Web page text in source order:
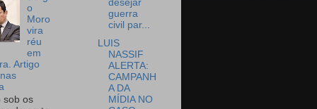
o
Moro
vira
réu
em
Artigo
sob os
desejar
guerra
civil par...
LUIS
NASSIF
ALERTA:
CAMPANH
A DA
MÍDIA NO